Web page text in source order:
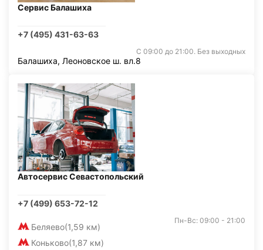
Сервис Балашиха
+7 (495) 431-63-63
С 09:00 до 21:00. Без выходных
Балашиха, Леоновское ш. вл.8
Автосервис Севастопольский
+7 (499) 653-72-12
Беляево(1,59 км)
Коньково(1,87 км)
Пн-Вс: 09:00 - 21:00